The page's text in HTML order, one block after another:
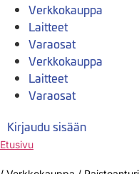
Verkkokauppa
Laitteet
Varaosat
Verkkokauppa
Laitteet
Varaosat
Kirjaudu sisään
Etusivu